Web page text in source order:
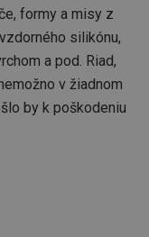
formy a misy z
silikónu,
a pod. Riad,
v žiadnom
by k poškodeniu
/
Uplynutie
platnosti
4 mesiace
4 týždne